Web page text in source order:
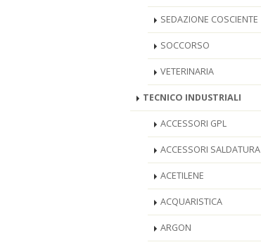
SEDAZIONE COSCIENTE
SOCCORSO
VETERINARIA
TECNICO INDUSTRIALI
ACCESSORI GPL
ACCESSORI SALDATURA
ACETILENE
ACQUARISTICA
ARGON